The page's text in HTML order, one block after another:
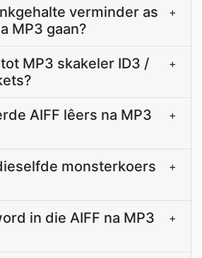
verminder as
MP3 gaan?
+
MP3 skakeler ID3 /
+
AIFF lêers na MP3
+
monsterkoers
+
in die AIFF na MP3
+